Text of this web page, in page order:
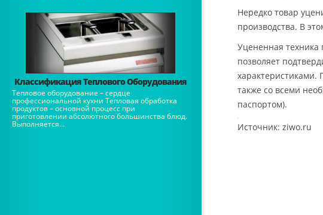
Классификация Теплового Оборудования
Тепловое оборудование – сердце
профессиональной кухни Тепловая обработка
продуктов – основной процесс при
приготовлении абсолютного большинства блюд.
Выполняется...
Нередко товар
производства. В
Уцененная техника
позволяет
характеристиками.
также со всеми
паспортом).
Источник: ziwo.ru